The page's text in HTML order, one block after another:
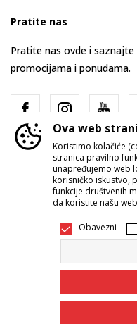
Pratite nas
Pratite nas ovde i
promocijama i ponudama.
Srbija Promenite
Nastojimo da budemo što
samih cena, ali ne možemo
Ova web
Koristimo kolačiće
stranica pravilno
unapređujemo web
korisničko iskustvo,
funkcije društvenih
da koristite našu
Obavezni